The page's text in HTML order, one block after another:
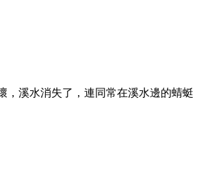
，溪水消失了，連同常在溪水邊的蜻蜓